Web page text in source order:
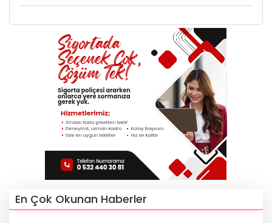
En Çok Okunan Haberler